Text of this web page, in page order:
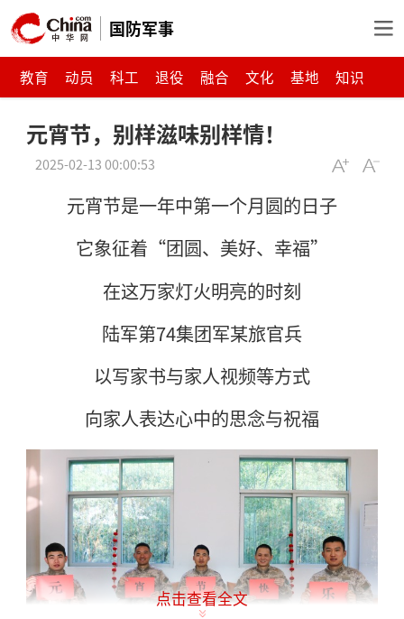
国防军事
教育 动员 科工 退役 融合 文化 基地 知识
元宵节，别样滋味别样情！
2025-02-13 00:00:53
元宵节是一年中第一个月圆的日子
它象征着“团圆、美好、幸福”
在这万家灯火明亮的时刻
陆军第74集团军某旅官兵
以写家书与家人视频等方式
向家人表达心中的思念与祝福
点击查看全文